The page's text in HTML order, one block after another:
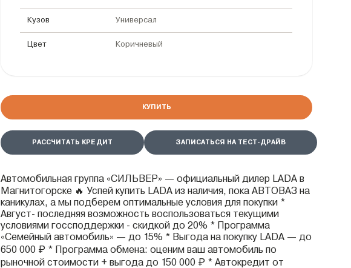
Кузов Универсал
Цвет Коричневый
КУПИТЬ
РАССЧИТАТЬ КРЕДИТ ЗАПИСАТЬСЯ НА ТЕСТ-ДРАЙВ
Автомобильная группа «СИЛЬВЕР» — официальный дилер LADA в
Магнитогорске 🔥 Успей купить LADA из наличия, пока АВТОВАЗ на
каникулах, а мы подберем оптимальные условия для покупки *
Август- последняя возможность воспользоваться текущими
условиями госсподдержки - скидкой до 20% * Программа
«Семейный автомобиль» — до 15% * Выгода на покупку LADA — до
650 000 ₽ * Программа обмена: оценим ваш автомобиль по
рыночной стоимости + выгода до 150 000 ₽ * Автокредит от